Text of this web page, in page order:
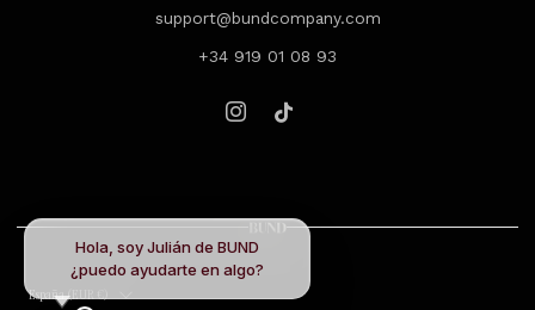
support@bundcompany.com
+34 919 01 08 93
País España (EUR €)
Hola, soy Julián de BUND
¿puedo ayudarte en algo?